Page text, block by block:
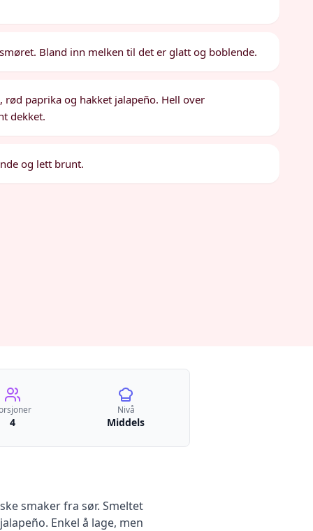
Bland inn melken til det er glatt og boblende.
paprika og hakket jalapeño. Hell over
dekket.
og lett brunt.
4
Nivå
Middels
smaker fra sør. Smeltet
Enkel å lage, men